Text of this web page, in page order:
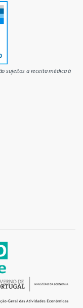
sujeitos a receita médica à